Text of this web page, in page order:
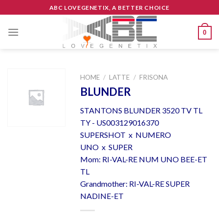
to
content
ABC LOVEGENETIX, A BETTER CHOICE
0
HOME / LATTE / FRISONA
BLUNDER
STANTONS BLUNDER 3520 TV TL
TY - US003129016370
SUPERSHOT x NUMERO
UNO x SUPER
Mom: RI-VAL-RE NUM UNO BEE-ET
TL
Grandmother: RI-VAL-RE SUPER
NADINE-ET